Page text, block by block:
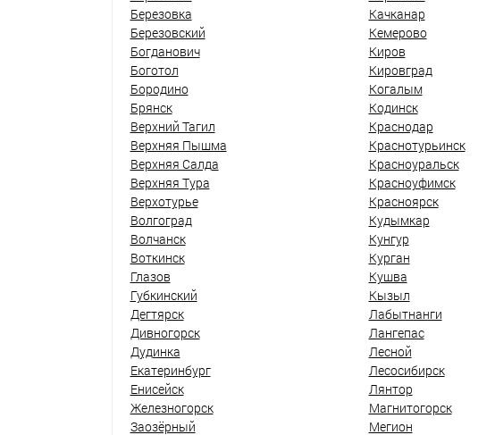
Березовка
Березовский
Богданович
Боготол
Бородино
Брянск
Верхний Тагил
Верхняя Пышма
Верхняя Салда
Верхняя Тура
Верхотурье
Волгоград
Волчанск
Воткинск
Глазов
Губкинский
Дегтярск
Дивногорск
Дудинка
Екатеринбург
Енисейск
Железногорск
Заозёрный
Качканар
Кемерово
Киров
Кировград
Когалым
Кодинск
Краснодар
Краснотурьинск
Красноуральск
Красноуфимск
Красноярск
Кудымкар
Кунгур
Курган
Кушва
Кызыл
Лабытнанги
Лангепас
Лесной
Лесосибирск
Лянтор
Магнитогорск
Мегион